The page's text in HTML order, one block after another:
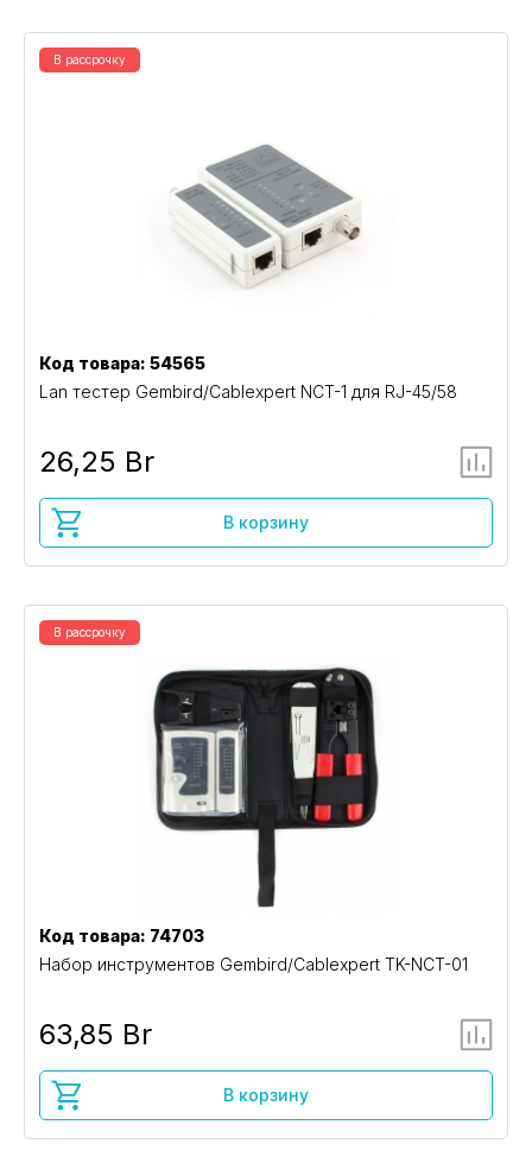
В рассрочку
Код товара: 54565
Lan тестер Gembird/Cablexpert NCT-1 для RJ-45/58
26,25 Br
В корзину
В рассрочку
Код товара: 74703
Набор инструментов Gembird/Cablexpert TK-NCT-01
63,85 Br
В корзину